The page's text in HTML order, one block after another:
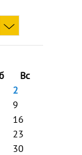
Вс
2
9
16
23
30